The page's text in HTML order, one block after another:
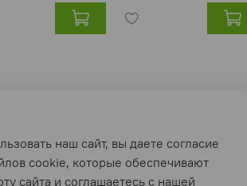
соглашение
возврата
наш сайт, вы даете согласие
cookie, которые обеспечивают
сайта и соглашаетесь с нашей